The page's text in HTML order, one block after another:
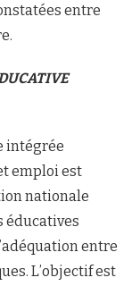
entre
intégrée
emploi est
nationale
éducatives
entre
L’objectif est